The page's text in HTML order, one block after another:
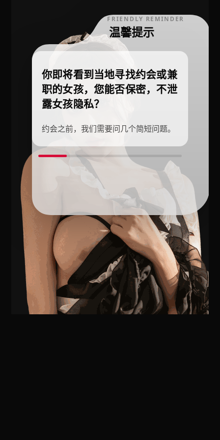
FRIENDLY REMINDER
温馨提示
你即将看到当地寻找约会或兼
职的女孩，您能否保密，不泄
露女孩隐私？
约会之前，我们需要问几个简短问题。